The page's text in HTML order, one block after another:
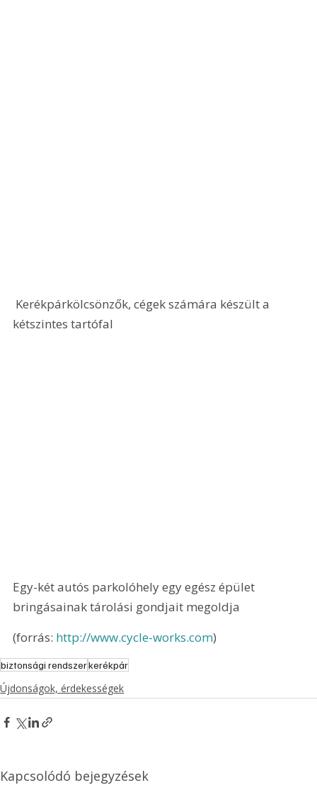
kétszintes tartófal
Egy-két autós parkolóhely egy egész épület
bringásainak tárolási gondjait megoldja
(forrás: http://www.cycle-works.com)
biztonsági rendszerkerékpár
Újdonságok, érdekességek
Kapcsolódó bejegyzések